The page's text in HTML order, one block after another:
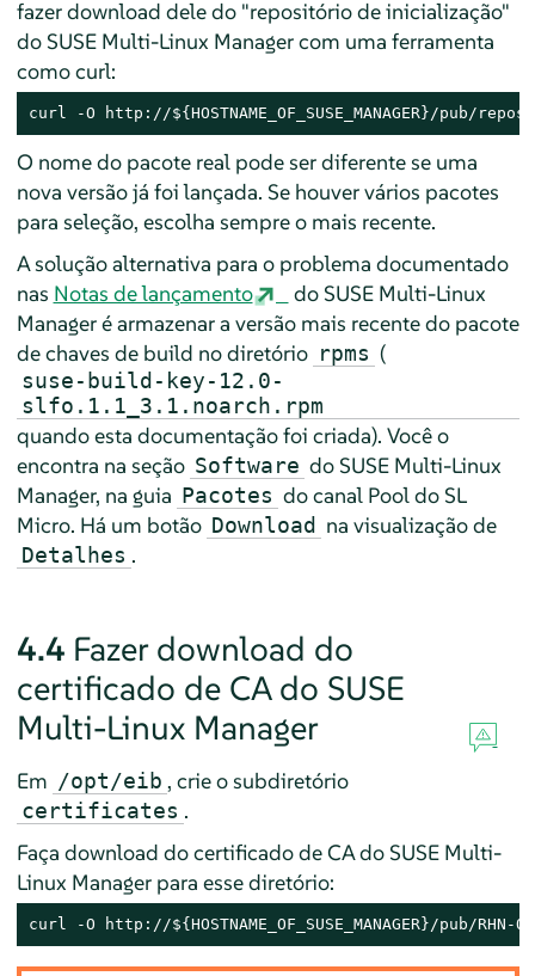
fazer download dele do "repositório de inicialização"
do SUSE Multi-Linux Manager com uma ferramenta
como curl:
curl -O http://${HOSTNAME_OF_SUSE_MANAGER}/
O nome do pacote real pode ser diferente se uma
nova versão já foi lançada. Se houver vários pacotes
para seleção, escolha sempre o mais recente.
A solução alternativa para o problema documentado
nas Notas de lançamento
do SUSE Multi-Linux
Manager é armazenar a versão mais recente do pacote
de chaves de build no diretório rpms (
suse-build-key-12.0-
slfo.1.1_3.1.noarch.rpm
quando esta documentação foi criada). Você o
encontra na seção Software do SUSE Multi-Linux
Manager, na guia Pacotes do canal Pool do SL
Micro. Há um botão Download na visualização de
Detalhes .
4.4 Fazer download do
certificado de CA do SUSE
Multi-Linux Manager
Em /opt/eib , crie o subdiretório
certificates .
Faça download do certificado de CA do SUSE Multi-
Linux Manager para esse diretório:
curl -O http://${HOSTNAME_OF_SUSE_MANAGER}/pub/RHN-